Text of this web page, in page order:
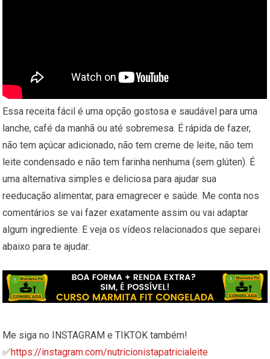
Essa receita fácil é uma opção gostosa e saudável para uma
lanche, café da manhã ou até sobremesa. É rápida de fazer,
não tem açúcar adicionado, não tem creme de leite, não tem
leite condensado e não tem farinha nenhuma (sem glúten). É
uma alternativa simples e deliciosa para ajudar sua
reeducação alimentar, para emagrecer e saúde. Me conta nos
comentários se vai fazer exatamente assim ou vai adaptar
algum ingrediente. E veja os vídeos relacionados que separei
abaixo para te ajudar.
Me siga no INSTAGRAM e TIKTOK também!
✅https://instagram.com/nutricionistapatricialeite